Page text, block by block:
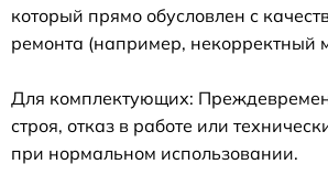
который прямо обусловлен с
ремонта (например, некорректный
Для комплектующих:
строя, отказ в работе или
при нормальном использовании.